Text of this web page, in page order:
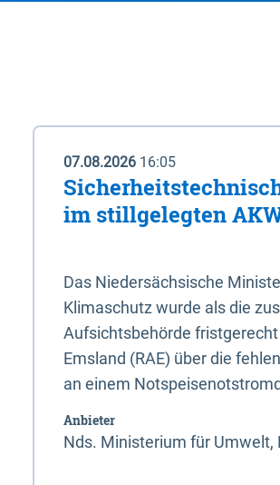
07.08.2026 16:05
im stillgelegten
Das Niedersächsische
Klimaschutz wurde als die
Aufsichtsbehörde
Emsland (RAE) über die
an einem
Anbieter
Nds. Ministerium für Umwelt,